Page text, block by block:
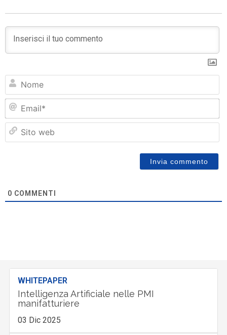
0 COMMENTI
WHITEPAPER
Intelligenza Artificiale nelle PMI
manifatturiere
03 Dic 2025